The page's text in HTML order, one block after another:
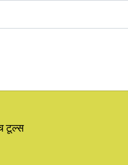
टूल्स